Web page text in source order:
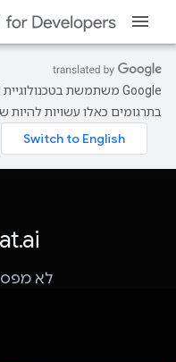
בתרגומים כאלו עשויות להיות
לא